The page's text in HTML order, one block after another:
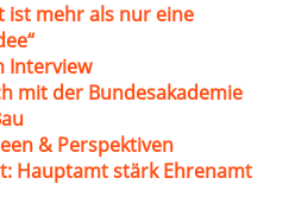
ist mehr als nur eine
Interview
mit der Bundesakademie
& Perspektiven
Hauptamt stärk Ehrenamt